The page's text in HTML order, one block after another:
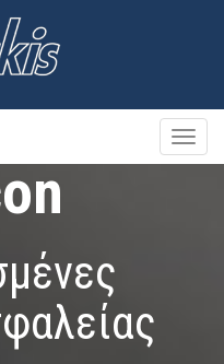
Toggle